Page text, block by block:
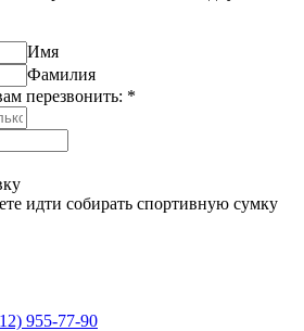
Имя
Фамилия
перезвонить: *
идти собирать спортивную сумку
955-77-90